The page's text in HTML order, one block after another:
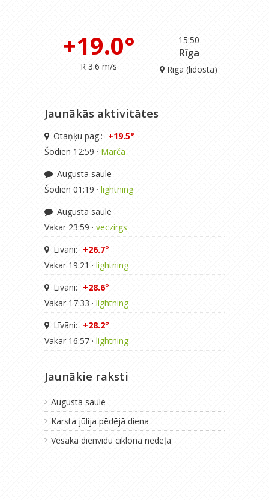
15:50
+19.0°
R 3.6 m/s
Rīga
Rīga (lidosta)
Jaunākās aktivitātes
Otaņķu pag.: +19.5°
Šodien 12:59 · Mārča
Augusta saule
Šodien 01:19 · lightning
Augusta saule
Vakar 23:59 · veczirgs
Līvāni: +26.7°
Vakar 19:21 · lightning
Līvāni: +28.6°
Vakar 17:33 · lightning
Līvāni: +28.2°
Vakar 16:57 · lightning
Jaunākie raksti
Augusta saule
Karsta jūlija pēdējā diena
Vēsāka dienvidu ciklona nedēļa